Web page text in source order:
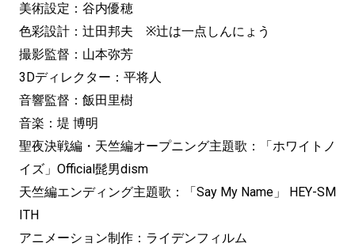
美術設定：谷内優穂
色彩設計：辻󠄀田邦夫 ※辻は一点しんにょう
撮影監督：山本弥芳
3Dディレクター：平将人
音響監督：飯田里樹
音楽：堤 博明
聖夜決戦編・天竺編オープニング主題歌：「ホワイトノ
イズ」Official髭男dism
天竺編エンディング主題歌：︎「Say My Name」 HEY-SM
ITH
アニメーション制作：ライデンフィルム